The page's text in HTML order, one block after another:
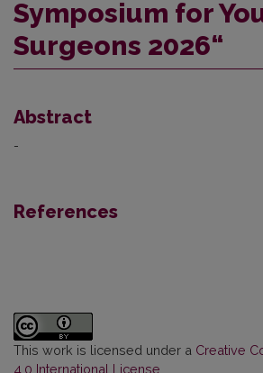
Symposium for
Surgeons 2026“
Abstract
-
References
This work is licensed under a Creative
4.0 International License